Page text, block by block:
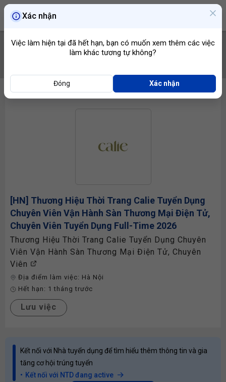
[HN] Thương Hiệu Thời Trang Calie Tuyển Dụng
Chuyên Viên Vận Hành Sàn Thương Mại Điện Tử,
Chuyên Viên Tuyển Dụng Full-Time 2026
Thương Hiệu Thời Trang Calie Tuyển Dụng Chuyên
Viên Vận Hành Sàn Thương Mại Điện Tử, Chuyên
Viên
Địa điểm làm việc: Hà Nội
Hết hạn: 1 tháng trước
Lưu việc
Kết nối với Nhà tuyển dụng để tìm hiểu thêm thông tin và gia
tăng cơ hội trúng tuyển
Kết nối với NTD đang active
Xác nhận
Việc làm hiện tại đã hết hạn, bạn có muốn xem thêm các việc
làm khác tương tự không?
Đóng Xác nhận